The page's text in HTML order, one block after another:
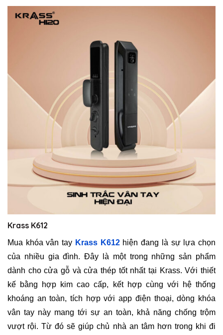
Krass K612
Mua khóa vân tay Krass K612hiện đang là sự lựa chọn
của nhiều gia đình. Đây là một trong những sản phẩm
dành cho cửa gỗ và cửa thép tốt nhất tại Krass. Với thiết
kế bằng hợp kim cao cấp, kết hợp cùng với hệ thống
khoáng an toàn, tích hợp với app điện thoại, dòng khóa
vân tay này mang tới sự an toàn, khả năng chống trộm
vượt rội. Từ đó sẽ giúp chủ nhà an tâm hơn trong khi đi